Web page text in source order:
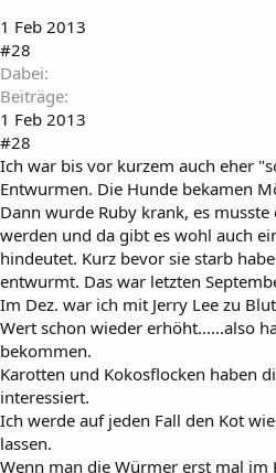
1 Feb 2013
#28
Dabei
Beiträge
1 Feb 2013
#28
Ich war bis vor kurzem auch eher
Entwurmen. Die Hunde bekamen
Dann wurde Ruby krank, es
werden und da gibt es wohl auch
hindeutet. Kurz bevor sie starb
entwurmt. Das war letzten
Im Dez. war ich mit Jerry Lee zu
Wert schon wieder erhöht......also
bekommen.
Karotten und Kokosflocken haben
interessiert.
Ich werde auf jeden Fall den Kot
lassen.
Wenn man die Würmer erst mal im